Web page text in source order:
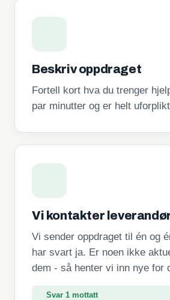
Beskriv oppdraget
Fortell kort hva du trenger
par minutter og er helt
Vi kontakter
Vi sender oppdraget til én og
har svart ja. Er noen ikke
dem - så henter vi inn nye for
Svar 1 mottatt